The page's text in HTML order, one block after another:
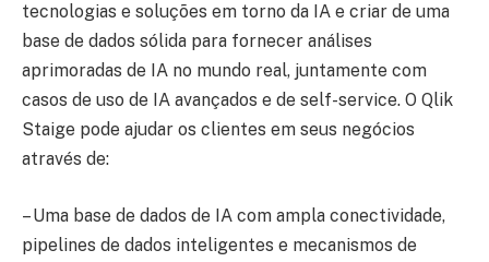
tecnologias e soluções em torno da IA e criar de uma
base de dados sólida para fornecer análises
aprimoradas de IA no mundo real, juntamente com
casos de uso de IA avançados e de self-service. O Qlik
Staige pode ajudar os clientes em seus negócios
através de:
– Uma base de dados de IA com ampla conectividade,
pipelines de dados inteligentes e mecanismos de